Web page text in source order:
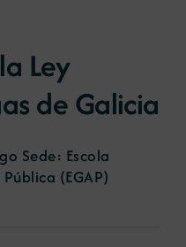
Ley
de Galicia
Sede: Escola
(EGAP)